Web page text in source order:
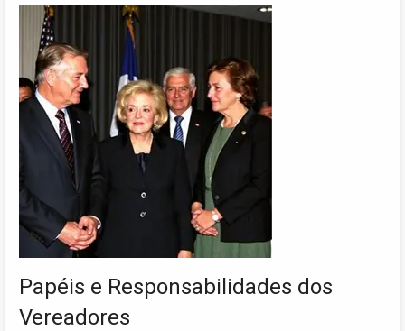
Papéis e Responsabilidades dos
Vereadores